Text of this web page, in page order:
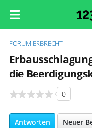
FORUM ERBRECHT
die
0
Antworten Neuer